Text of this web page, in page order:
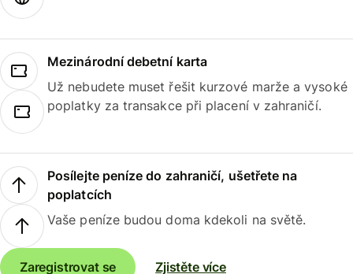
Mezinárodní debetní karta
Už nebudete muset řešit kurzové marže a vysoké
poplatky za transakce při placení v zahraničí.
Posílejte peníze do zahraničí, ušetřete na
poplatcích
Vaše peníze budou doma kdekoli na světě.
Zaregistrovat se Zjistěte více